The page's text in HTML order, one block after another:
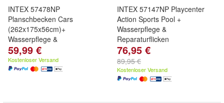
INTEX 57478NP
Planschbecken Cars
(262x175x56cm)+
Wasserpflege &
Reparaturflicken
59,99 €
Kostenloser Versand
INTEX 57147NP Playcenter
Action Sports Pool +
Wasserpflege &
Reparaturflicken
76,95 €
89,95 €
Kostenloser Versand